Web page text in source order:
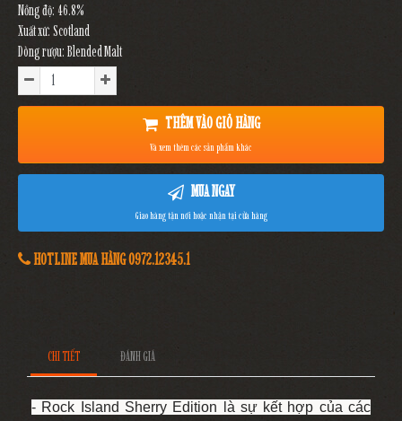
Nồng độ: 46.8%
Xuất xứ: Scotland
Dòng rượu: Blended Malt
THÊM VÀO GIỎ HÀNG
Và xem thêm các sản phẩm khác
MUA NGAY
Giao hàng tận nơi hoặc nhận tại cửa hàng
HOTLINE MUA HÀNG 0972.12345.1
CHI TIẾT ĐÁNH GIÁ
- Rock Island Sherry Edition là sự kết hợp của các